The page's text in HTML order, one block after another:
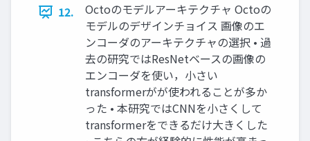
12.
Octoのモデルアーキテクチャ Octoの
モデルのデザインチョイス 画像のエ
ンコーダのアーキテクチャの選択 • 過
去の研究ではResNetベースの画像の
エンコーダを使い，小さい
transformerがが使われることが多か
った • 本研究ではCNNを小さくして
transformerをできるだけ大きくした